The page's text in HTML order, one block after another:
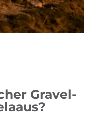
Gravel-